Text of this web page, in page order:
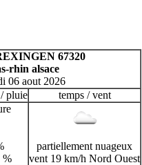
G
N
U
67320
rhin alsace
06 aout 2026
pluie temps / vent
%
partiellement nuageux
vent 19 km/h Nord Ouest